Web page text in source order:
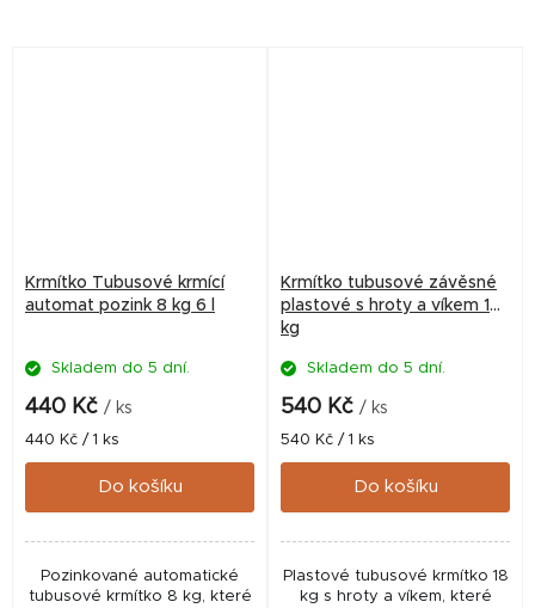
Krmítko Tubusové krmící
automat pozink 8 kg 6 l
Skladem do 5 dní.
440 Kč / ks
Měrná
cena:
440 Kč / 1 ks
Do košíku
Pozinkované automatické
tubusové krmítko 8 kg, které
Krmítko tubusové závěsné
plastové s hroty a víkem 18
kg
Skladem do 5 dní.
540 Kč / ks
Měrná
cena:
540 Kč / 1 ks
Do košíku
Plastové tubusové krmítko 18
kg s hroty a víkem, které